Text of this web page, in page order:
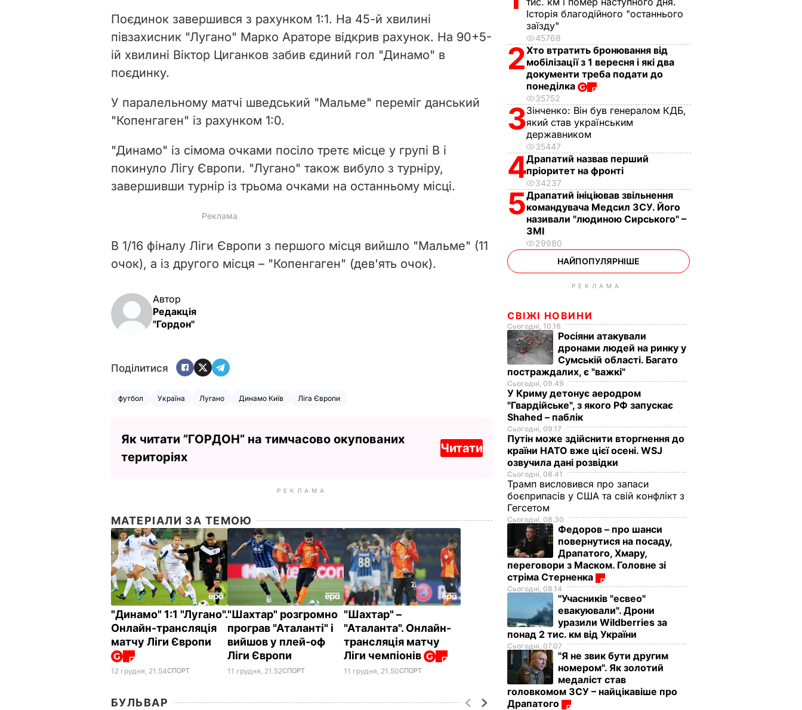
i
d
o
Поєдинок завершився з рахунком 1:1. На 45-й хвилині
півзахисник "Лугано" Марко Араторе відкрив рахунок. На 90+5-
ій хвилині Віктор Циганков забив єдиний гол "Динамо" в
поєдинку.
У паралельному матчі шведський "Мальме" переміг данський
"Копенгаген" із рахунком 1:0.
"Динамо" із сімома очками посіло третє місце у групі B і
покинуло Лігу Європи. "Лугано" також вибуло з турніру,
завершивши турнір із трьома очками на останньому місці.
В 1/16 фіналу Ліги Європи з першого місця вийшло "Мальме" (11
очок), а із другого місця – "Копенгаген" (дев'ять очок).
Автор
Редакція
"Гордон"
Поділитися
футбол Україна Лугано Динамо Київ Ліга Європи
Як читати ”ГОРДОН” на тимчасово окупованих
територіях
Читати
РЕКЛАМА
МАТЕРІАЛИ ЗА ТЕМОЮ
"Динамо" 1:1 "Лугано".
Онлайн-трансляція
матчу Ліги Європи
12 грудня, 21.54СПОРТ
"Шахтар" розгромно
програв "Аталанті" і
вийшов у плей-оф
Ліги Європи
11 грудня, 21.52СПОРТ
"Шахтар" –
"Аталанта". Онлайн-
трансляція матчу
Ліги чемпіонів
11 грудня, 21.50СПОРТ
БУЛЬВАР
Історія благодійного "останнього
заїзду"
45768
2Хто втратить бронювання від
мобілізації з 1 вересня і які два
документи треба подати до
понеділка
35752
3Зінченко: Він був генералом КДБ,
який став українським
державником
35447
4Драпатий назвав перший
пріоритет на фронті
34237
5Драпатий ініціював звільнення
командувача Медсил ЗСУ. Його
називали "людиною Сирського" –
ЗМІ
29980
НАЙПОПУЛЯРНІШЕ
РЕКЛАМА
СВІЖІ НОВИНИ
Сьогодні, 10.16
Росіяни атакували
дронами людей на ринку у
Сумській області. Багато
постраждалих, є "важкі"
Сьогодні, 09.49
У Криму детонує аеродром
"Гвардійське", з якого РФ запускає
Shahed – паблік
Сьогодні, 09.17
Путін може здійснити вторгнення до
країни НАТО вже цієї осені. WSJ
озвучила дані розвідки
Сьогодні, 08.41
Трамп висловився про запаси
боєприпасів у США та свій конфлікт з
Гегсетом
Сьогодні, 08.30
Федоров – про шанси
повернутися на посаду,
Драпатого, Хмару,
переговори з Маском. Головне зі
стріма Стерненка
Сьогодні, 08.14
"Учасників "есвео"
евакуювали". Дрони
уразили Wildberries за
понад 2 тис. км від України
Сьогодні, 07.07
"Я не звик бути другим
номером". Як золотий
медаліст став
головкомом ЗСУ – найцікавіше про
Драпатого